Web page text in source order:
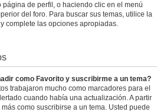
de perfil, o haciendo clic en el menú
del foro. Para buscar sus temas, utilice la
complete las opciones apropiadas.
como Favorito y suscribirme a un tema?
trabajaron mucho como marcadores para el
cuando había una actualización. A partir
como suscribirse a un tema. Usted puede